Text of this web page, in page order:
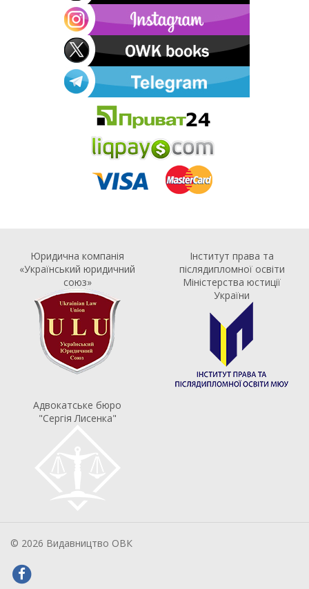
Юридична компанія
«Український юридичний
союз»
Інститут права та
післядипломної освіти
Міністерства юстиції
України
Адвокатське бюро
"Сергія Лисенка"
© 2026 Видавництво ОВК